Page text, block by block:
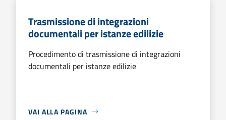
Trasmissione di integrazioni
documentali per istanze edilizie
Procedimento di trasmissione di integrazioni
documentali per istanze edilizie
VAI ALLA PAGINA